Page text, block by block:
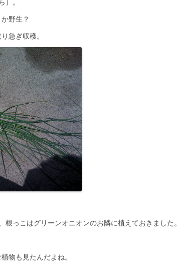
野生？
急ぎ収穫。
っこはグリーンオニオンのお隣に植えておきました。
物も見たんだよね。